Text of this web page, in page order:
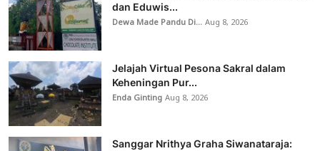
dan Eduwis...
Dewa Made Pandu Di...Aug 8, 2026
Jelajah Virtual Pesona Sakral dalam
Keheningan Pur...
Enda GintingAug 8, 2026
Sanggar Nrithya Graha Siwanataraja: